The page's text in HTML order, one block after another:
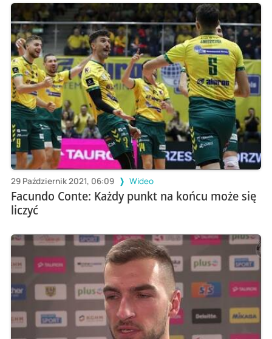
29 Październik 2021, 06:09 Wideo
Facundo Conte: Każdy punkt na końcu może się
liczyć